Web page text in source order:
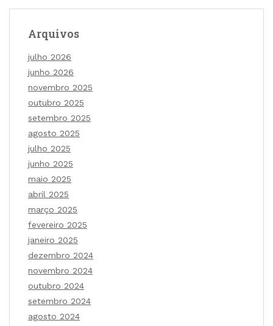
Arquivos
julho 2026
junho 2026
novembro 2025
outubro 2025
setembro 2025
agosto 2025
julho 2025
junho 2025
maio 2025
abril 2025
março 2025
fevereiro 2025
janeiro 2025
dezembro 2024
novembro 2024
outubro 2024
setembro 2024
agosto 2024